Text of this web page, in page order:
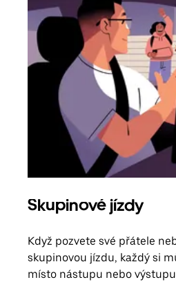
Skupinové jízdy
Když pozvete své přátele
skupinovou jízdu, každý si
místo nástupu nebo